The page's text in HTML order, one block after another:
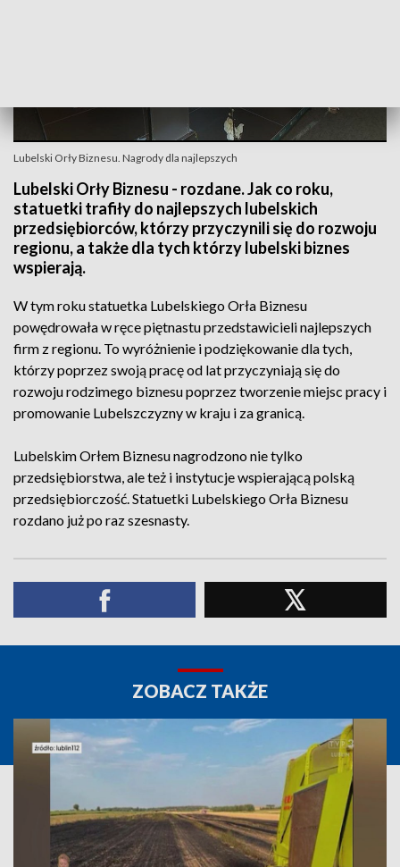
Lubelski Orły Biznesu. Nagrody dla najlepszych
Lubelski Orły Biznesu - rozdane. Jak co roku,
statuetki trafiły do najlepszych lubelskich
przedsiębiorców, którzy przyczynili się do rozwoju
regionu, a także dla tych którzy lubelski biznes
wspierają.
W tym roku statuetka Lubelskiego Orła Biznesu
powędrowała w ręce piętnastu przedstawicieli najlepszych
firm z regionu. To wyróżnienie i podziękowanie dla tych,
którzy poprzez swoją pracę od lat przyczyniają się do
rozwoju rodzimego biznesu poprzez tworzenie miejsc pracy i
promowanie Lubelszczyzny w kraju i za granicą.
Lubelskim Orłem Biznesu nagrodzono nie tylko
przedsiębiorstwa, ale też i instytucje wspierającą polską
przedsiębiorczość. Statuetki Lubelskiego Orła Biznesu
rozdano już po raz szesnasty.
ZOBACZ TAKŻE